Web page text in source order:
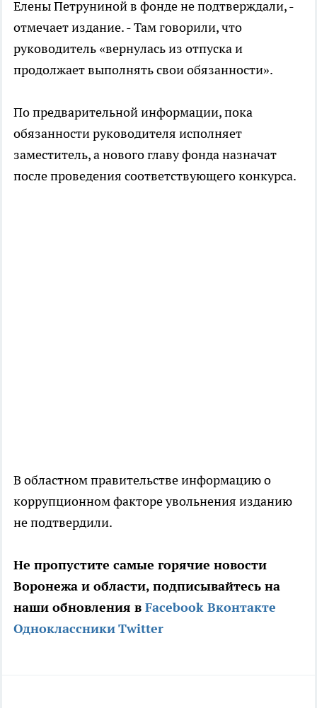
Елены Петруниной в фонде не подтверждали, -
отмечает издание. - Там говорили, что
руководитель «вернулась из отпуска и
продолжает выполнять свои обязанности».
По предварительной информации, пока
обязанности руководителя исполняет
заместитель, а нового главу фонда назначат
после проведения соответствующего конкурса.
В областном правительстве информацию о
коррупционном факторе увольнения изданию
не подтвердили.
Не пропустите самые горячие новости
Воронежа и области, подписывайтесь на
наши обновления в Facebook Вконтакте
ОдноклассникиTwitter